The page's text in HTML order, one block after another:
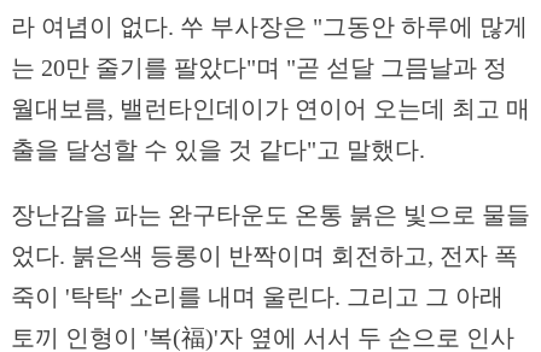
라 여념이 없다. 쑤 부사장은 "그동안 하루에 많게
는 20만 줄기를 팔았다"며 "곧 섣달 그믐날과 정
월대보름, 밸런타인데이가 연이어 오는데 최고 매
출을 달성할 수 있을 것 같다"고 말했다.
장난감을 파는 완구타운도 온통 붉은 빛으로 물들
었다. 붉은색 등롱이 반짝이며 회전하고, 전자 폭
죽이 '탁탁' 소리를 내며 울린다. 그리고 그 아래
토끼 인형이 '복(福)'자 옆에 서서 두 손으로 인사